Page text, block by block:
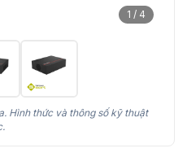
1 / 4
Hình thức và thông số kỹ thuật